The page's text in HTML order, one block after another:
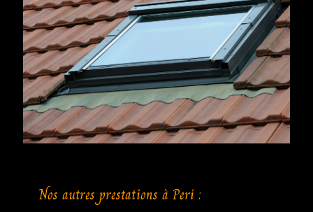
Nos autres prestations à Peri :